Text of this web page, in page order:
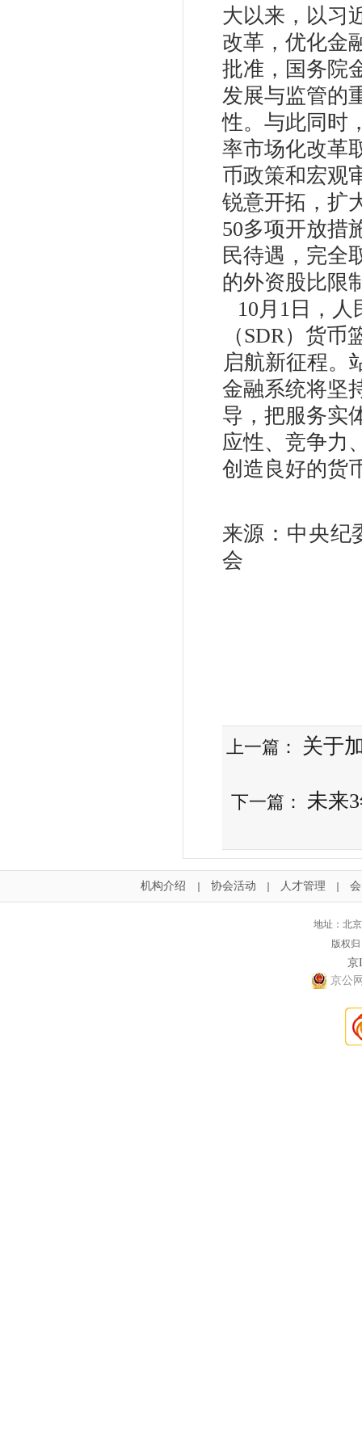
大以来，以习
改革，优化金
批准，国务院
发展与监管的
性。与此同时
率市场化改革
币政策和宏
锐意开拓，扩
50多项开放措
民待遇，完全
的外资股比限
10月1日，
（SDR）货
启航新征程。
金融系统将坚
导，把服务实
应性、竞争力
创造良好的货
来源：中央纪
会
上一篇： 关于
下一篇： 未来
机构介绍 协会活动 人才管理
地址：北
版权
京
京公